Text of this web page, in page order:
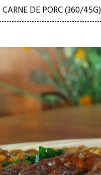
DE PORC (360/45G)